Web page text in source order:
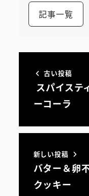
記事一覧
古い投稿
スパイステ
ーコーラ
新しい投稿
バター＆卵
クッキー